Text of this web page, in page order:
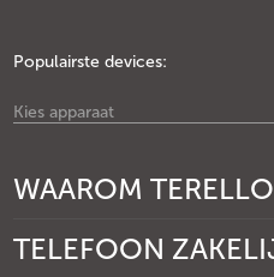
Populairste devices:
Kies apparaat
WAAROM
TELEFOON